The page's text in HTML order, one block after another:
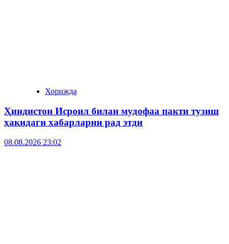
Хорижда
Ҳиндистон Исроил билан мудофаа пакти тузиш
ҳақидаги хабарларни рад этди
08.08.2026 23:02